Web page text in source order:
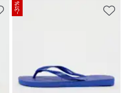
-31%